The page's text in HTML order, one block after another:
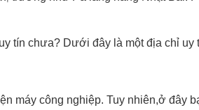
tín chưa? Dưới đây là một địa chỉ uy
máy công nghiệp. Tuy nhiên,ở đây